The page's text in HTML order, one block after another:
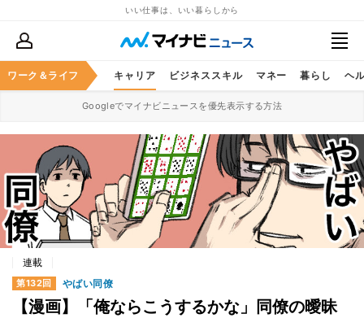
いい仕事は、いい暮らしから
ワーク＆ライフ キャリア ビジネススキル マネー 暮らし ヘ
Googleでマイナビニュースを優先表示する方法
連載
第132回 やばい同僚
【漫画】「俺ならこうするかな」同僚の曖昧